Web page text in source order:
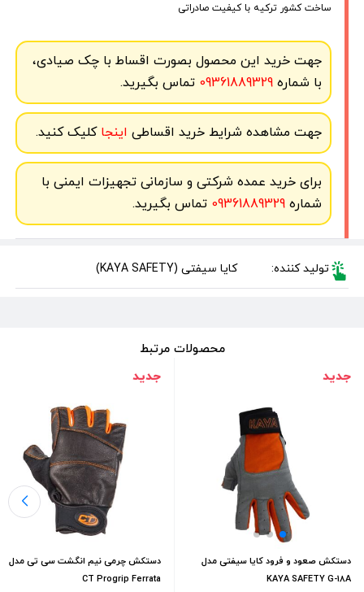
ساخت کشور ترکیه با کیفیت صادراتی
جهت خرید این محصول بصورت اقساط با چک صیادی،
با شماره09361889329 تماس بگیرید.
جهت مشاهده شرایط خرید اقساطی اینجاکلیک کنید.
برای خرید عمده شرکتی و سازمانی تجهیزات ایمنی با
شماره09361889329 تماس بگیرید.
تولید کننده: کایا سیفتی (KAYA SAFETY)
محصولات مرتبط
جدید
دستکش صعود و فرود کایا سیفتی مدل
KAYA SAFETY G-18A
جدید
دستکش چرمی نیم انگشت سی تی مدل
CT Progrip Ferrata